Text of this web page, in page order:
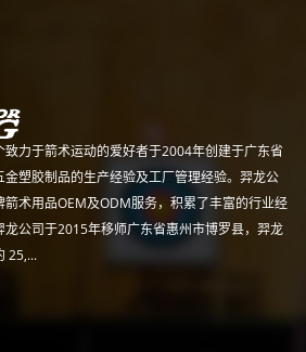
力于箭术运动的爱好者于2004年创建于广东省
塑胶制品的生产经验及工厂管理经验。羿龙公
术用品OEM及ODM服务，积累了丰富的行业经
公司于2015年移师广东省惠州市博罗县，羿龙
25,...